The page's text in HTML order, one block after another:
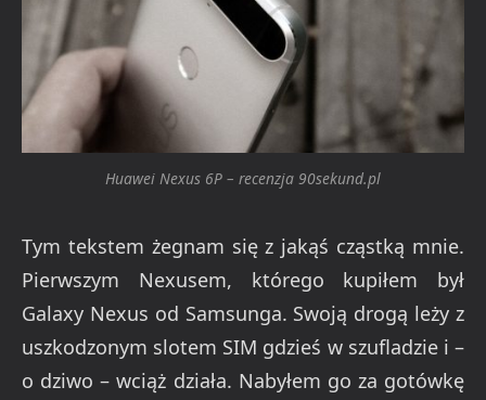
Huawei Nexus 6P – recenzja 90sekund.pl
Tym tekstem żegnam się z jakąś cząstką mnie.
Pierwszym Nexusem, którego kupiłem był
Galaxy Nexus od Samsunga. Swoją drogą leży z
uszkodzonym slotem SIM gdzieś w szufladzie i –
o dziwo – wciąż działa. Nabyłem go za gotówkę